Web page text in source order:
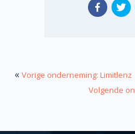
« Vorige onderneming: Limitlenz
Volgende